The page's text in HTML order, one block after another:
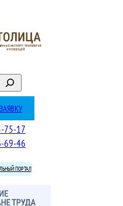
75-17
69-46
ПОРТАЛ